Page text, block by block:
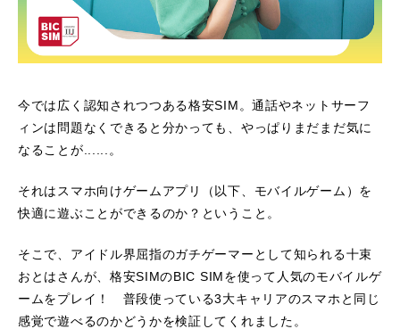
今では広く認知されつつある格安SIM。通話やネットサーフ
ィンは問題なくできると分かっても、やっぱりまだまだ気に
なることが......。
それはスマホ向けゲームアプリ（以下、モバイルゲーム）を
快適に遊ぶことができるのか？ということ。
そこで、アイドル界屈指のガチゲーマーとして知られる十束
おとはさんが、格安SIMのBIC SIMを使って人気のモバイルゲ
ームをプレイ！ 普段使っている3大キャリアのスマホと同じ
感覚で遊べるのかどうかを検証してくれました。